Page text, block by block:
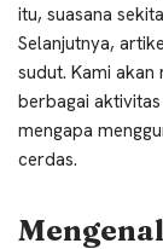
itu, suasana
Selanjutnya,
sudut. Kami
berbagai
mengapa
cerdas.